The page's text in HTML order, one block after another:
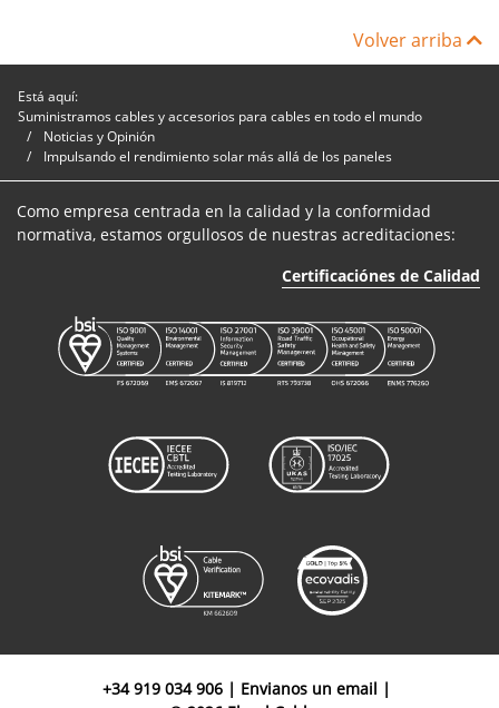
Volver arriba
Está aquí:
Suministramos cables y accesorios para cables en todo el mundo
Noticias y Opinión
Impulsando el rendimiento solar más allá de los paneles
Como empresa centrada en la calidad y la conformidad
normativa, estamos orgullosos de nuestras acreditaciones:
Certificaciónes de Calidad
+34 919 034 906 | Envianos un email |